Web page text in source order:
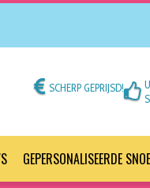
SCHERP GEPRIJSD!
GEPERSONALISEERDE